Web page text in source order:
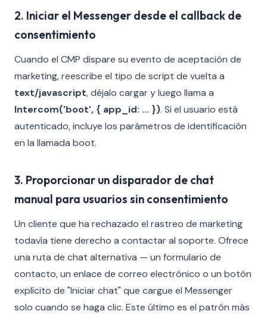
2. Iniciar el Messenger desde el callback de
consentimiento
Cuando el CMP dispare su evento de aceptación de
marketing, reescribe el tipo de script de vuelta a
text/javascript, déjalo cargar y luego llama a
Intercom('boot', { app_id: ... }). Si el usuario está
autenticado, incluye los parámetros de identificación
en la llamada boot.
3. Proporcionar un disparador de chat
manual para usuarios sin consentimiento
Un cliente que ha rechazado el rastreo de marketing
todavía tiene derecho a contactar al soporte. Ofrece
una ruta de chat alternativa — un formulario de
contacto, un enlace de correo electrónico o un botón
explícito de "Iniciar chat" que cargue el Messenger
solo cuando se haga clic. Este último es el patrón más